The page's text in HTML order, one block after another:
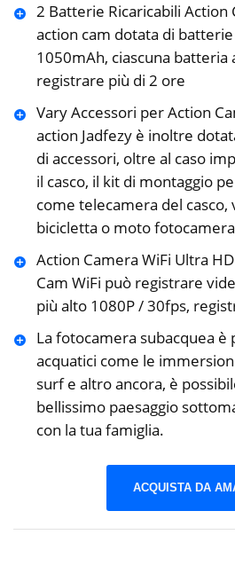
2 Batterie Ricaricabili Action
action cam dotata di
1050mAh, ciascuna batteria
registrare più di 2 ore
Vary Accessori per Action
action Jadfezy è inoltre
di accessori, oltre al caso
il casco, il kit di montaggio
come telecamera del casco,
bicicletta o moto
Action Camera WiFi Ultra
Cam WiFi può registrare
più alto 1080P / 30fps,
La fotocamera subacquea
acquatici come le
surf e altro ancora, è
bellissimo paesaggio
con la tua famiglia.
ACQUISTA DA